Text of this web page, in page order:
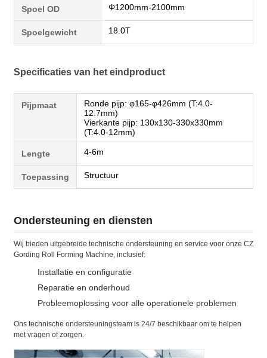
Spoel OD Φ1200mm-2100mm
Spoelgewicht 18.0T
Specificaties van het eindproduct
Pijpmaat
Ronde pijp: φ165-φ426mm (T:4.0-
12.7mm)
Vierkante pijp: 130x130-330x330mm
(T:4.0-12mm)
Lengte 4-6m
Toepassing Structuur
Ondersteuning en diensten
Wij bieden uitgebreide technische ondersteuning en service voor onze CZ
Gording Roll Forming Machine, inclusief:
Installatie en configuratie
Reparatie en onderhoud
Probleemoplossing voor alle operationele problemen
Ons technische ondersteuningsteam is 24/7 beschikbaar om te helpen
met vragen of zorgen.